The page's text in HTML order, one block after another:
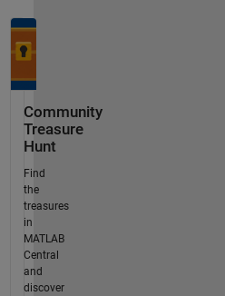
Community
Treasure
Hunt
Find
the
treasures
in
MATLAB
Central
and
discover